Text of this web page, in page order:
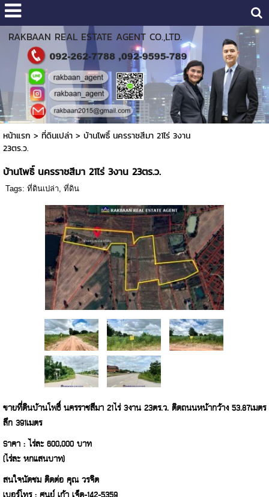
RAKBAAN REAL ESTATE AGENT CO.,LTD.
หน้าแรก > ที่ดินเปล่า> บ้านโพธิ์ นครราชสีมา 21ไร่ 3งาน
23ตร.ว.
บ้านโพธิ์ นครราชสีมา 21ไร่ 3งาน 23ตร.ว.
Tags: ที่ดินเปล่า, ที่ดิน
ขายที่ดินบ้านโพธิ์ นครราชสีมา 21ไร่ 3งาน 23ตร.ว. ติดถนนหน้ากว้าง 53.87เมตร
ลึก 391เมตร
Sาคา : ไร่ละ 600,000 บาท
(ไร่ละ หกแสนบาท)
สนใจนัดชม ติดต่อ คุณ วรจิต